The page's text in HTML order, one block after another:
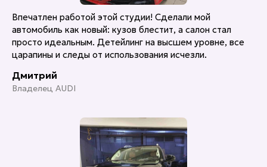
Впечатлен работой этой студии! Сделали мой
автомобиль как новый: кузов блестит, а салон стал
просто идеальным. Детейлинг на высшем уровне, все
царапины и следы от использования исчезли.
Дмитрий
Владелец AUDI